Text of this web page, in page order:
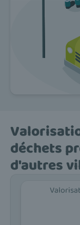
déchets
d'autres